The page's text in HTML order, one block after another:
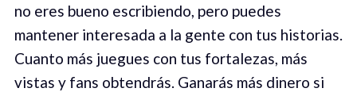
no eres bueno escribiendo, pero puedes
mantener interesada a la gente con tus historias.
Cuanto más juegues con tus fortalezas, más
vistas y fans obtendrás. Ganarás más dinero si